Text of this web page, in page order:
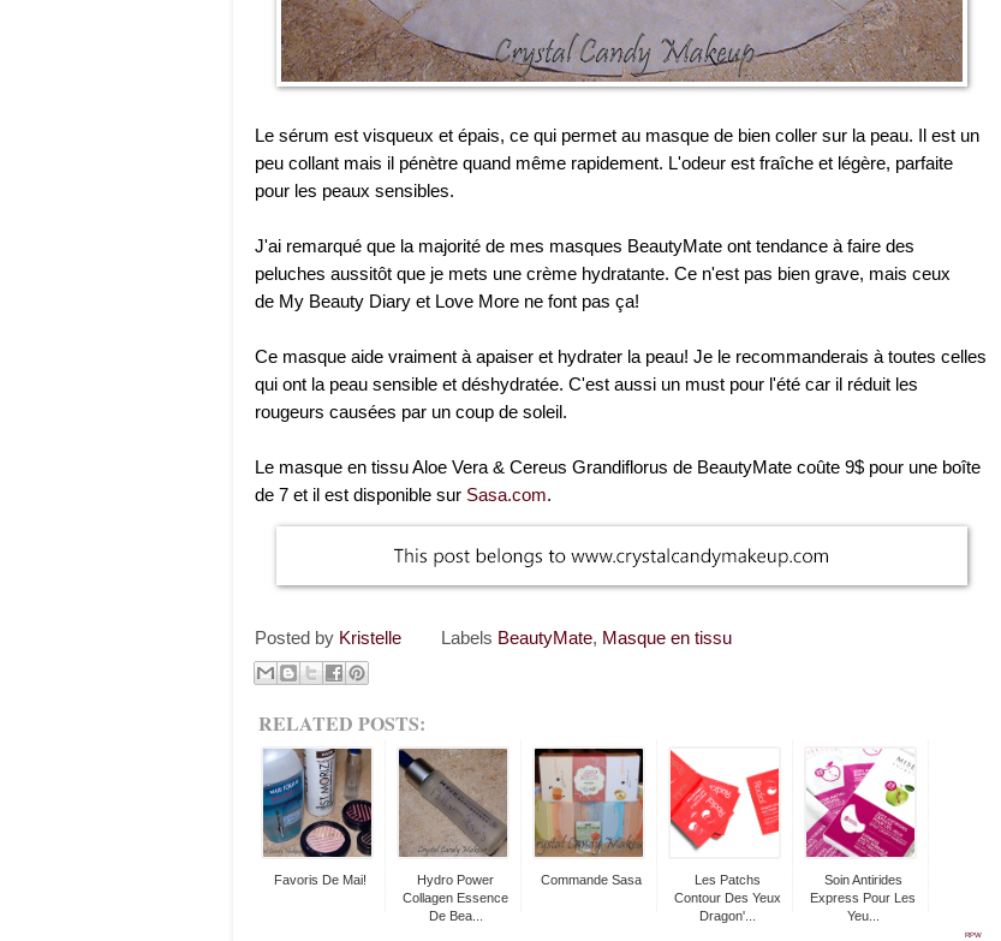
Le sérum est visqueux et épais, ce qui permet au masque de bien coller sur la peau. Il est un
peu collant mais il pénètre quand même rapidement. L'odeur est fraîche et légère, parfaite
pour les peaux sensibles.
J'ai remarqué que la majorité de mes masques BeautyMate ont tendance à faire des
peluches aussitôt que je mets une crème hydratante. Ce n'est pas bien grave, mais ceux
de My Beauty Diary et Love More ne font pas ça!
Ce masque aide vraiment à apaiser et hydrater la peau! Je le recommanderais à toutes celles
qui ont la peau sensible et déshydratée. C'est aussi un must pour l'été car il réduit les
rougeurs causées par un coup de soleil.
Le masque en tissu Aloe Vera & Cereus Grandiflorus de BeautyMate coûte 9$ pour une boîte
de 7 et il est disponible sur Sasa.com.
Posted by Kristelle Labels BeautyMate, Masque en tissu
RELATED POSTS:
Favoris De Mai!
Hydro Power
Collagen Essence
De Bea...
Commande Sasa
Les Patchs
Contour Des Yeux
Dragon'...
Soin Antirides
Express Pour Les
Yeu...
RPW